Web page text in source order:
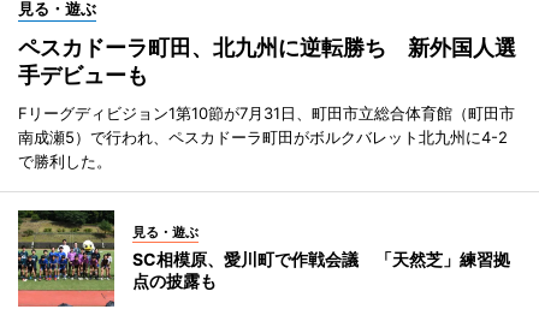
見る・遊ぶ
ペスカドーラ町田、北九州に逆転勝ち 新外国人選
手デビューも
Fリーグディビジョン1第10節が7月31日、町田市立総合体育館（町田市
南成瀬5）で行われ、ペスカドーラ町田がボルクバレット北九州に4-2
で勝利した。
見る・遊ぶ
SC相模原、愛川町で作戦会議 「天然芝」練習拠
点の披露も